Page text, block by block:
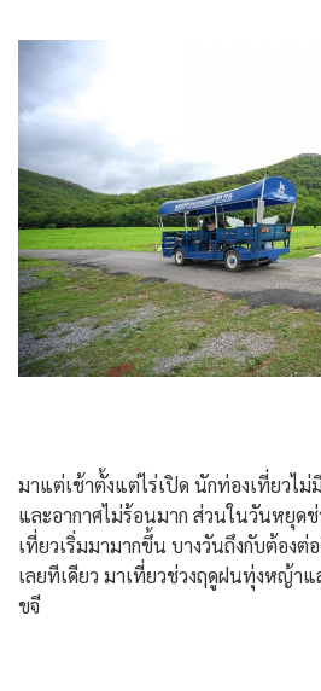
มาแต่เช้าตั้งแต่ไร่เปิด นักท่องเที่ยวไม่
และอากาศไม่ร้อนมาก ส่วนในวันหยุด
เที่ยวเริ่มมามากขึ้น บางวันถึงกับต้อง
เลยทีเดียว มาเที่ยวช่วงฤดูฝนทุ่งหญ้า
ขจี